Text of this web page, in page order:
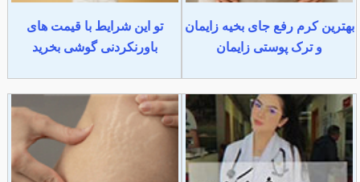
بهترین کرم رفع جای بخیه زایمان
و ترک پوستی زایمان
تو این شرایط با قیمت های
باورنکردنی گوشی بخرید